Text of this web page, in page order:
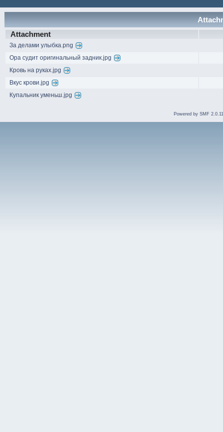
Attachment
За делами улыбка.png
Ора судит оригинальный задник.jpg
Кровь на руках.jpg
Вкус крови.jpg
Купальник уменьш.jpg
Powered by SMF 2.0.11